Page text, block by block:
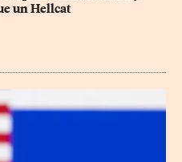
un Hellcat